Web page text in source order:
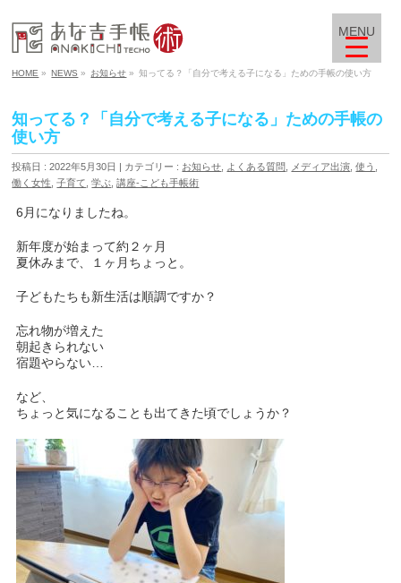
HOME » NEWS » お知らせ » 知ってる？「自分で考える子になる」ための手帳の使い方
知ってる？「自分で考える子になる」ための手帳の
使い方
投稿日 : 2022年5月30日 カテゴリー : お知らせ よくある質問 メディア出演 ,使う
働く女性 ,子育て ,学ぶ ,講座-こども手帳術
6月になりましたね。
新年度が始まって約２ヶ月
夏休みまで、１ヶ月ちょっと。
子どもたちも新生活は順調ですか？
忘れ物が増えた
朝起きられない
宿題やらない…
など、
ちょっと気になることも出てきた頃でしょうか？
MENU